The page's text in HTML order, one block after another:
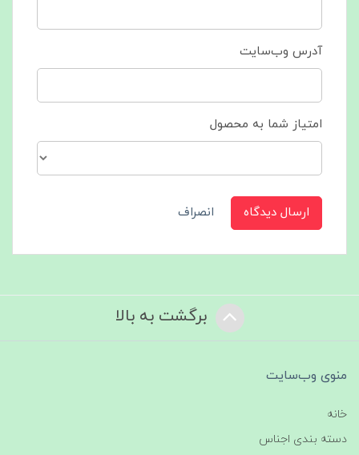
آدرس وب‌سایت
امتیاز شما به محصول
ارسال دیدگاه انصراف
برگشت به بالا
منوی وب‌سایت
خانه
دسته بندی اجناس